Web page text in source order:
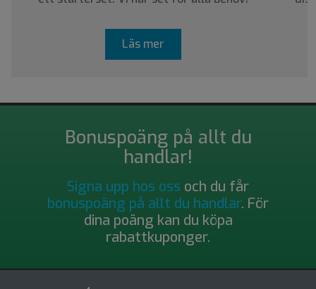
Läs mer
Bonuspoäng på allt du
handlar!
Signa upp hos oss och du får
bonuspoäng på allt du handlar. För
dina poäng kan du köpa
rabattkuponger.